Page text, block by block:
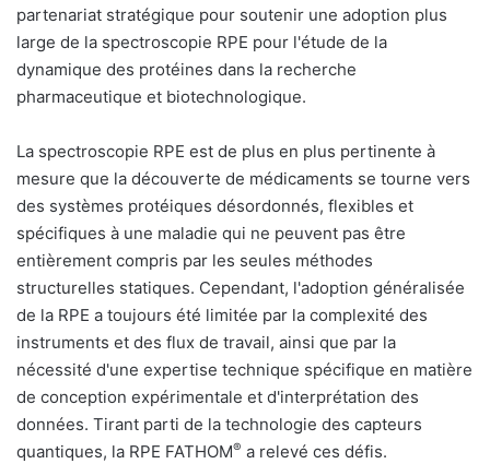
partenariat stratégique pour soutenir une adoption plus
large de la spectroscopie RPE pour l'étude de la
dynamique des protéines dans la recherche
pharmaceutique et biotechnologique.
La spectroscopie RPE est de plus en plus pertinente à
mesure que la découverte de médicaments se tourne vers
des systèmes protéiques désordonnés, flexibles et
spécifiques à une maladie qui ne peuvent pas être
entièrement compris par les seules méthodes
structurelles statiques. Cependant, l'adoption généralisée
de la RPE a toujours été limitée par la complexité des
instruments et des flux de travail, ainsi que par la
nécessité d'une expertise technique spécifique en matière
de conception expérimentale et d'interprétation des
données. Tirant parti de la technologie des capteurs
quantiques, la RPE FATHOM® a relevé ces défis.